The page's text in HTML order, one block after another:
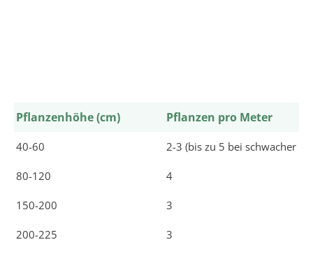
Pflanzenhöhe (cm) Pflanzen pro Meter
40-60 2-3 (bis zu 5 bei schwacher
80-120 4
150-200 3
200-225 3